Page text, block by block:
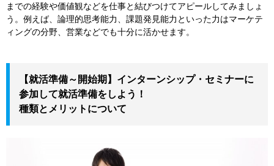
までの経験や価値観などを仕事と結びつけてアピールしてみましょ
う。例えば、論理的思考能力、課題発見能力といった力はマーケテ
ィングの分野、営業などでも十分に活かせます。
【就活準備～開始期】インターンシップ・セミナーに
参加して就活準備をしよう！
種類とメリットについて